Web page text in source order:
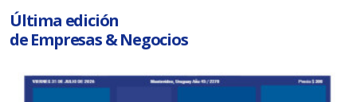
Última edición
de Empresas & Negocios